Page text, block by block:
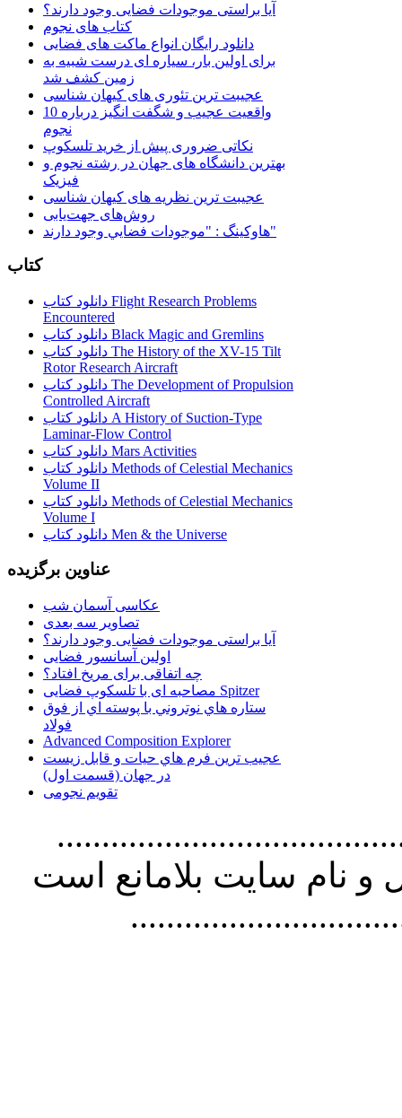
آیا براستی موجودات فضایی وجود دارند؟
کتاب های نجوم
دانلود رایگان انواع ماکت های فضایی
برای اولین بار، سیاره ای درست شبیه به
زمین کشف شد
عجیبت ترین تئوری های کیهان شناسی
10 واقعیت عجیب و شگفت انگیز درباره
نجوم
نکاتی ضروری پیش از خرید تلسکوپ
بهترین دانشگاه های جهان در رشته نجوم و
فیزیک
عجیبت ترین نظریه های کیهان شناسی
روش‌های جهت‌یابی
هاوكينگ : "موجودات فضايي وجود دارند"
کتاب
دانلود کتاب Flight Research Problems
Encountered
دانلود کتاب Black Magic and Gremlins
دانلود کتاب The History of the XV-15 Tilt
Rotor Research Aircraft
دانلود کتاب The Development of Propulsion
Controlled Aircraft
دانلود کتاب A History of Suction-Type
Laminar-Flow Control
دانلود کتاب Mars Activities
دانلود کتاب Methods of Celestial Mechanics
Volume II
دانلود کتاب Methods of Celestial Mechanics
Volume I
دانلود کتاب Men & the Universe
عناوین برگزیده
عکاسی آسمان شب
تصاویر سه بعدی
آیا براستی موجودات فضایی وجود دارند؟
اولین آسانسور فضایی
چه اتفاقی برای مریخ افتاد؟
مصاحبه ای با تلسکوپ فضایی Spitzer
ستاره هاي نوتروني با پوسته اي از فوق
فولاد
Advanced Composition Explorer
عجیب ترین فرم هاي حيات و قابل زيست
در جهان (قسمت اول)
تقویم نجومی
استفاده از
نام سايت بلامانع است